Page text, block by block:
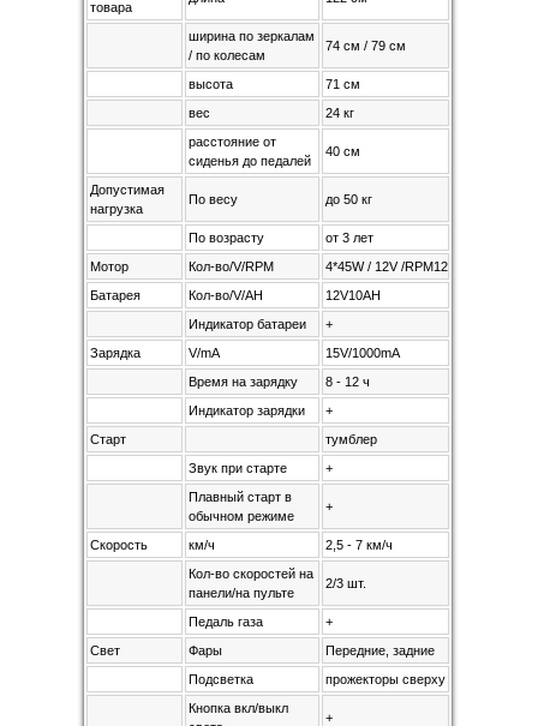
товара
ширина по зеркалам
/ по колесам
74 см / 79 см
высота
71 см
вес
24 кг
расстояние от
сиденья до педалей
40 см
Допустимая
нагрузка
По весу до 50 кг
По возрасту
от 3 лет
Мотор
Кол-во/V/RPM
4*45W / 12V /RPM12000
Батарея
Кол-во/V/AH
12V10AH
Индикатор батареи
+
Зарядка
V/mA
15V/1000mA
Время на зарядку
8 - 12 ч
Индикатор зарядки
+
Старт
тумблер
Звук при старте
+
Плавный старт в
обычном режиме
+
Скорость км/ч
2,5 - 7 км/ч
Кол-во скоростей на
панели/на пульте
2/3 шт.
Педаль газа
+
Свет
Фары
Передние, задние
Подсветка
прожекторы сверху
Кнопка вкл/выкл
+